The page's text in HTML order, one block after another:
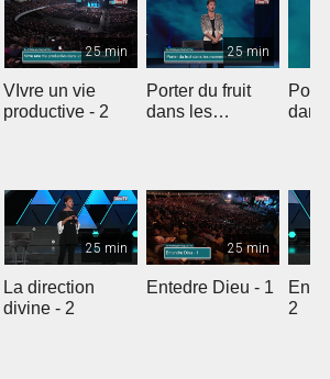
25 min
VIvre un vie
productive - 2
25 min
Porter du fruit
dans les
dans
25 min
La direction
divine - 2
25 min
Entedre Dieu - 1
2